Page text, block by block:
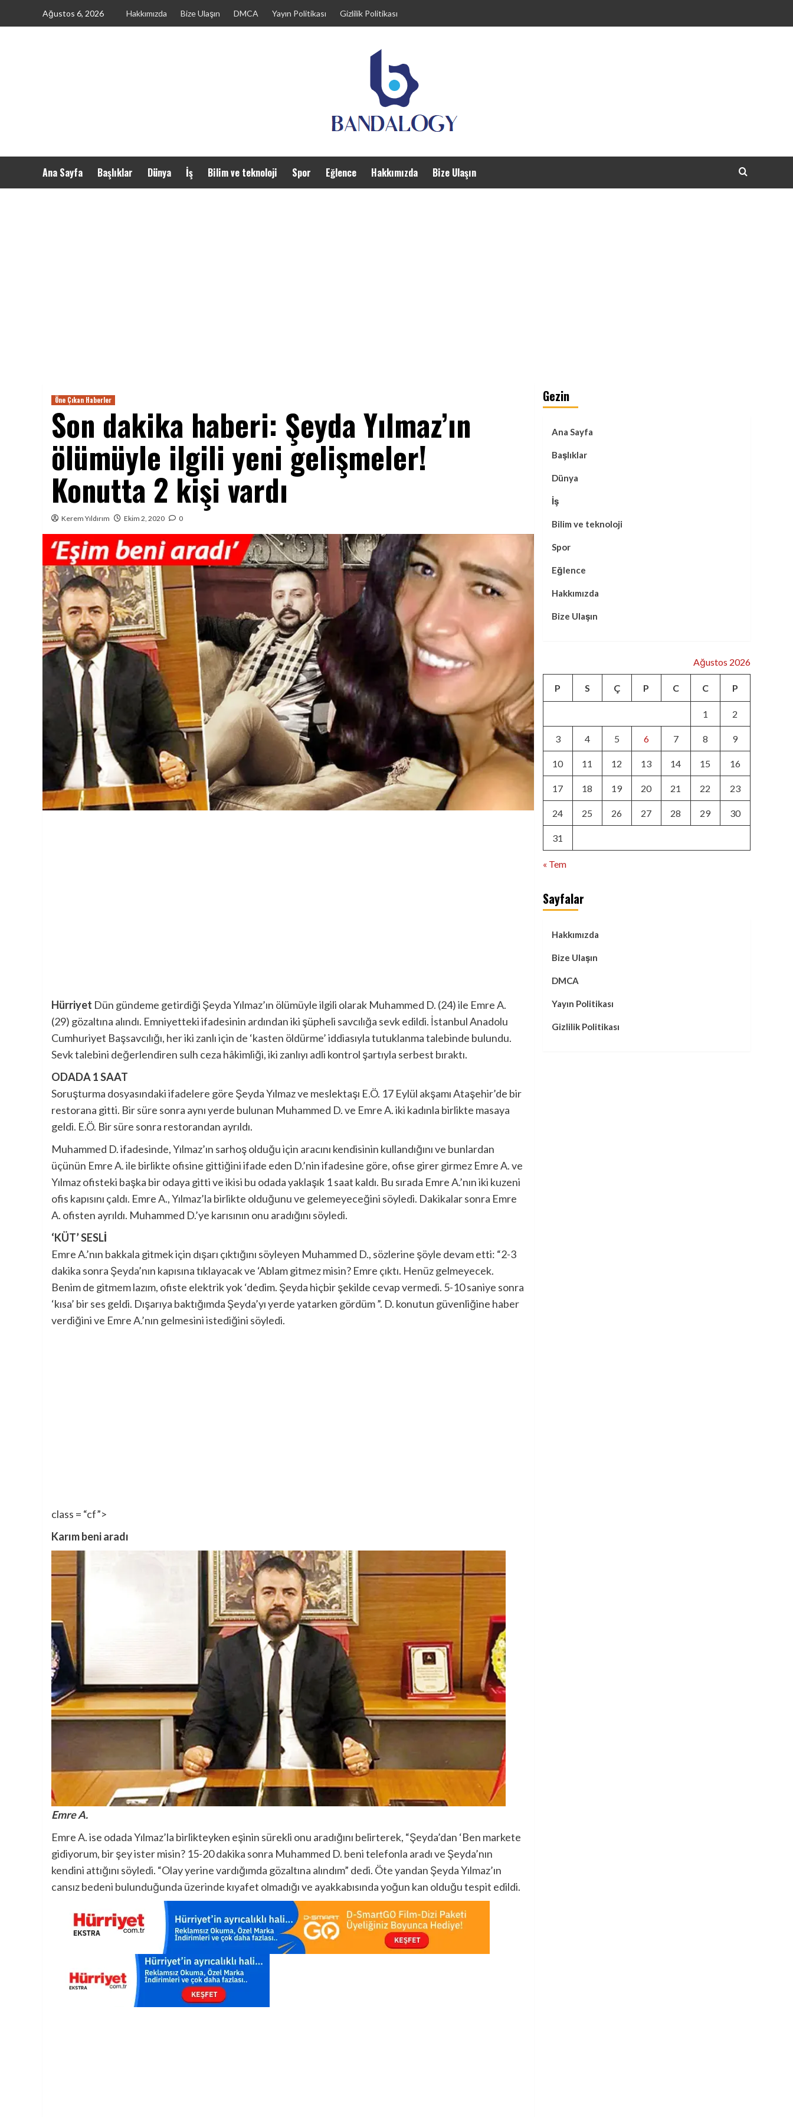
Ağustos 6, 2026 Hakkımızda Bize Ulaşın DMCA Yayın Politikası Gizlilik Politikası
Ana Sayfa Başlıklar Dünya İş Bilim ve teknoloji Spor Eğlence Hakkımızda Bize Ulaşın
Öne Çıkan Haberler
Son dakika haberi: Şeyda Yılmaz’ın
ölümüyle ilgili yeni gelişmeler!
Konutta 2 kişi vardı
Kerem Yıldırım Ekim 2, 2020 0
Hürriyet Dün gündeme getirdiği Şeyda Yılmaz’ın ölümüyle ilgili olarak Muhammed D. (24) ile Emre A.
(29) gözaltına alındı. Emniyetteki ifadesinin ardından iki şüpheli savcılığa sevk edildi. İstanbul Anadolu
Cumhuriyet Başsavcılığı, her iki zanlı için de ‘kasten öldürme’ iddiasıyla tutuklanma talebinde bulundu.
Sevk talebini değerlendiren sulh ceza hâkimliği, iki zanlıyı adli kontrol şartıyla serbest bıraktı.
ODADA 1 SAAT
Soruşturma dosyasındaki ifadelere göre Şeyda Yılmaz ve meslektaşı E.Ö. 17 Eylül akşamı Ataşehir’de bir
restorana gitti. Bir süre sonra aynı yerde bulunan Muhammed D. ve Emre A. iki kadınla birlikte masaya
geldi. E.Ö. Bir süre sonra restorandan ayrıldı.
Muhammed D. ifadesinde, Yılmaz’ın sarhoş olduğu için aracını kendisinin kullandığını ve bunlardan
üçünün Emre A. ile birlikte ofisine gittiğini ifade eden D.’nin ifadesine göre, ofise girer girmez Emre A. ve
Yılmaz ofisteki başka bir odaya gitti ve ikisi bu odada yaklaşık 1 saat kaldı. Bu sırada Emre A.’nın iki kuzeni
ofis kapısını çaldı. Emre A., Yılmaz’la birlikte olduğunu ve gelemeyeceğini söyledi. Dakikalar sonra Emre
A. ofisten ayrıldı. Muhammed D.’ye karısının onu aradığını söyledi.
‘KÜT’ SESLİ
Emre A.’nın bakkala gitmek için dışarı çıktığını söyleyen Muhammed D., sözlerine şöyle devam etti: “2-3
dakika sonra Şeyda’nın kapısına tıklayacak ve ‘Ablam gitmez misin? Emre çıktı. Henüz gelmeyecek.
Benim de gitmem lazım, ofiste elektrik yok ‘dedim. Şeyda hiçbir şekilde cevap vermedi. 5-10 saniye sonra
‘kısa’ bir ses geldi. Dışarıya baktığımda Şeyda’yı yerde yatarken gördüm ”. D. konutun güvenliğine haber
verdiğini ve Emre A.’nın gelmesini istediğini söyledi.
class = “cf”>
Karım beni aradı
Emre A.
Emre A. ise odada Yılmaz’la birlikteyken eşinin sürekli onu aradığını belirterek, “Şeyda’dan ‘Ben markete
gidiyorum, bir şey ister misin? 15-20 dakika sonra Muhammed D. beni telefonla aradı ve Şeyda’nın
kendini attığını söyledi. “Olay yerine vardığımda gözaltına alındım” dedi. Öte yandan Şeyda Yılmaz’ın
cansız bedeni bulunduğunda üzerinde kıyafet olmadığı ve ayakkabısında yoğun kan olduğu tespit edildi.
Gezin
Ana Sayfa
Başlıklar
Dünya
İş
Bilim ve teknoloji
Spor
Eğlence
Hakkımızda
Bize Ulaşın
Ağustos 2026
P S Ç P C C P
1 2
3 4 5 6 7 8 9
10 11 12 13 14 15 16
17 18 19 20 21 22 23
24 25 26 27 28 29 30
31
« Tem
Sayfalar
Hakkımızda
Bize Ulaşın
DMCA
Yayın Politikası
Gizlilik Politikası